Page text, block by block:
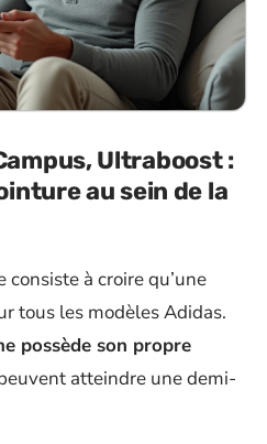
Ultraboost :
au sein de la
consiste à croire qu’une
tous les modèles Adidas.
possède son propre
atteindre une demi-